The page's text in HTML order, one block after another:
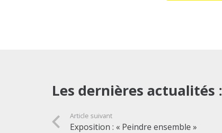
Les dernières actualités :
Article suivant
Exposition : « Peindre ensemble »